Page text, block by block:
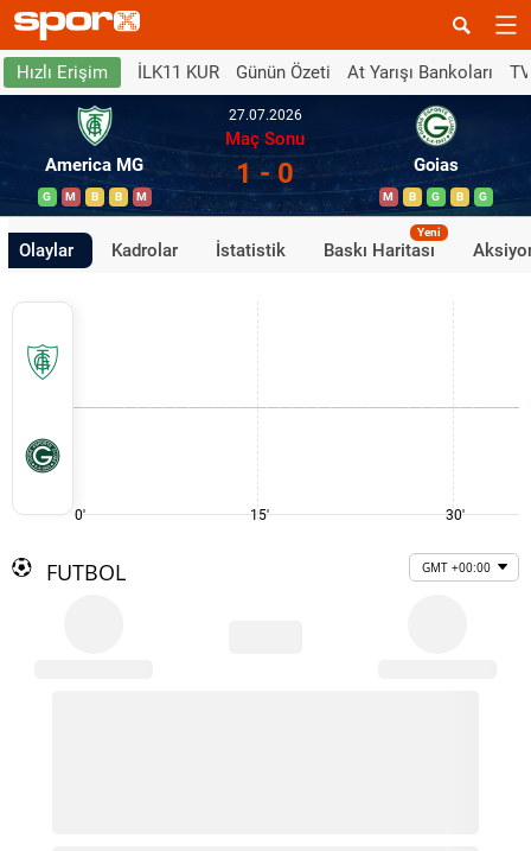
Hızlı Erişim İLK11 KUR Günün Özeti At Yarışı Bankoları
America MG
G M B B M
27.07.2026
Maç Sonu
1 - 0 Goias
M B G B G
Olaylar Kadrolar İstatistik Baskı Haritası
Yeni
0' 15' 30'
FUTBOL GMT +00:00